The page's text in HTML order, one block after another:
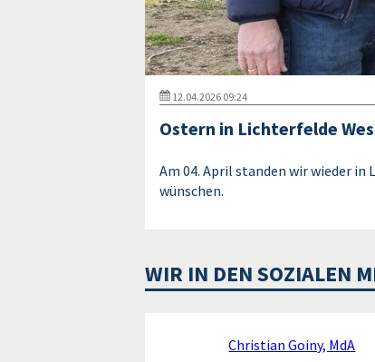
12.04.2026 09:24
Ostern in Lichterfelde
Am 04. April standen wir wieder
wünschen.
WIR IN DEN SOZIALEN
Christian Goiny, MdA